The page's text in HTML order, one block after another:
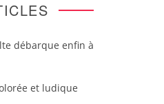
débarque enfin à
et ludique